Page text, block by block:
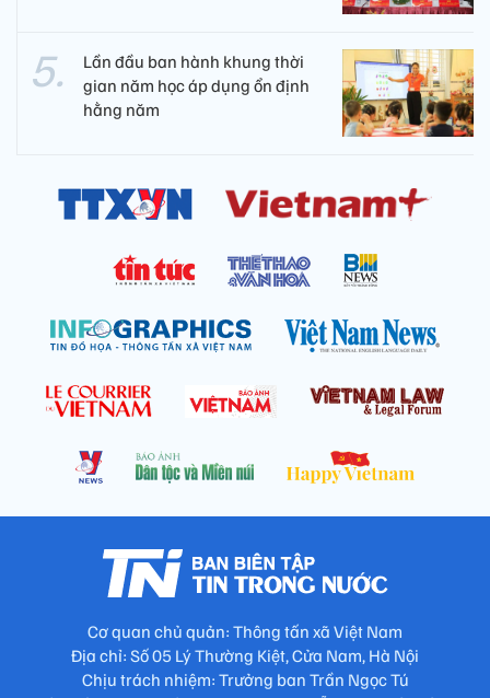
Lần đầu ban hành khung thời
gian năm học áp dụng ổn định
hằng năm
Cơ quan chủ quản: Thông tấn xã Việt Nam
Địa chỉ: Số 05 Lý Thường Kiệt, Cửa Nam, Hà Nội
Chịu trách nhiệm: Trưởng ban Trần Ngọc Tú